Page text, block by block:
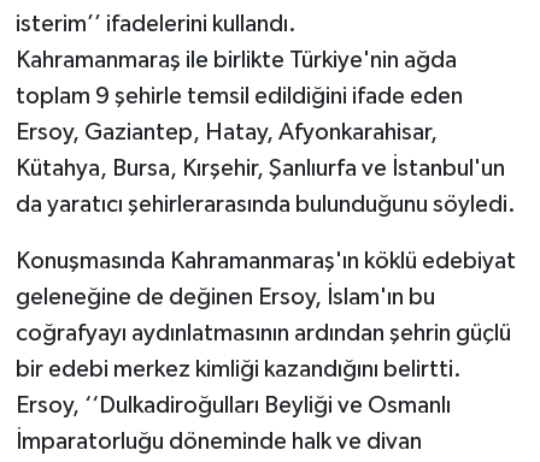
isterim’’ ifadelerini kullandı.
Kahramanmaraş ile birlikte Türkiye'nin ağda
toplam 9 şehirle temsil edildiğini ifade eden
Ersoy, Gaziantep, Hatay, Afyonkarahisar,
Kütahya, Bursa, Kırşehir, Şanlıurfa ve İstanbul'un
da yaratıcı şehirlerarasında bulunduğunu söyledi.
Konuşmasında Kahramanmaraş'ın köklü edebiyat
geleneğine de değinen Ersoy, İslam'ın bu
coğrafyayı aydınlatmasının ardından şehrin güçlü
bir edebi merkez kimliği kazandığını belirtti.
Ersoy, ‘‘Dulkadiroğulları Beyliği ve Osmanlı
İmparatorluğu döneminde halk ve divan